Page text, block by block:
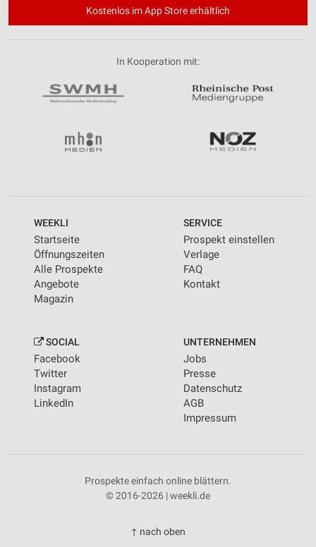
Kostenlos im App Store erhältlich
In Kooperation mit:
WEEKLI
Startseite
Öffnungszeiten
Alle Prospekte
Angebote
Magazin
SERVICE
Prospekt einstellen
Verlage
FAQ
Kontakt
SOCIAL
Facebook
Twitter
Instagram
LinkedIn
UNTERNEHMEN
Jobs
Presse
Datenschutz
AGB
Impressum
Prospekte einfach online blättern.
© 2016-2026 | weekli.de
↑ nach oben